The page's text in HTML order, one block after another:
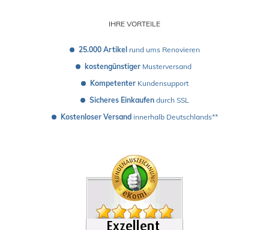
IHRE VORTEILE
25.000 Artikel rund ums Renovieren
kostengünstiger Musterversand
Kompetenter Kundensupport
Sicheres Einkaufen durch SSL
Kostenloser Versand innerhalb Deutschlands**